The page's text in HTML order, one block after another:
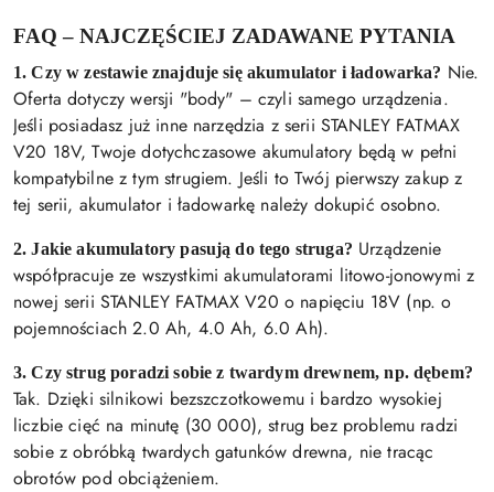
FAQ – NAJCZĘŚCIEJ ZADAWANE PYTANIA
1. Czy w zestawie znajduje się akumulator i ładowarka? Nie.
Oferta dotyczy wersji "body" – czyli samego urządzenia.
Jeśli posiadasz już inne narzędzia z serii STANLEY FATMAX
V20 18V, Twoje dotychczasowe akumulatory będą w pełni
kompatybilne z tym strugiem. Jeśli to Twój pierwszy zakup z
tej serii, akumulator i ładowarkę należy dokupić osobno.
2. Jakie akumulatory pasują do tego struga? Urządzenie
współpracuje ze wszystkimi akumulatorami litowo-jonowymi z
nowej serii STANLEY FATMAX V20 o napięciu 18V (np. o
pojemnościach 2.0 Ah, 4.0 Ah, 6.0 Ah).
3. Czy strug poradzi sobie z twardym drewnem, np. dębem?
Tak. Dzięki silnikowi bezszczotkowemu i bardzo wysokiej
liczbie cięć na minutę (30 000), strug bez problemu radzi
sobie z obróbką twardych gatunków drewna, nie tracąc
obrotów pod obciążeniem.